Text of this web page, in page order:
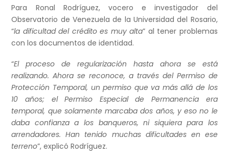
Para Ronal Rodríguez, vocero e investigador del
Observatorio de Venezuela de la Universidad del Rosario,
“la dificultad del crédito es muy alta” al tener problemas
con los documentos de identidad.
“El proceso de regularización hasta ahora se está
realizando. Ahora se reconoce, a través del Permiso de
Protección Temporal, un permiso que va más allá de los
10 años; el Permiso Especial de Permanencia era
temporal, que solamente marcaba dos años, y eso no le
daba confianza a los banqueros, ni siquiera para los
arrendadores. Han tenido muchas dificultades en ese
terreno”, explicó Rodríguez.